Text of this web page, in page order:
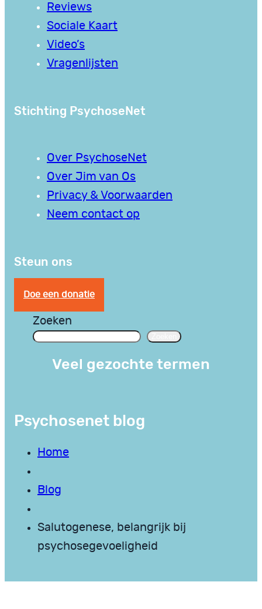
Reviews
Sociale Kaart
Video’s
Vragenlijsten
Stichting PsychoseNet
Over PsychoseNet
Over Jim van Os
Privacy & Voorwaarden
Neem contact op
Steun ons
Doe een donatie
Zoeken
Veel gezochte termen
Psychosenet blog
Home
Blog
Salutogenese, belangrijk bij
psychosegevoeligheid